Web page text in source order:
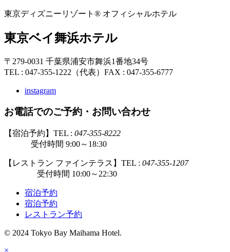
東京ディズニーリゾート® オフィシャルホテル
東京ベイ舞浜ホテル
〒279-0031 千葉県浦安市舞浜1番地34号
TEL : 047-355-1222（代表） FAX : 047-355-6777
instagram
お電話でのご予約・お問い合わせ
【宿泊予約】TEL : 047-355-8222
受付時間 9:00～18:30
【レストラン ファインテラス】TEL : 047-355-1207
受付時間 10:00～22:30
宿泊予約
宿泊予約
レストラン予約
© 2024 Tokyo Bay Maihama Hotel.
×